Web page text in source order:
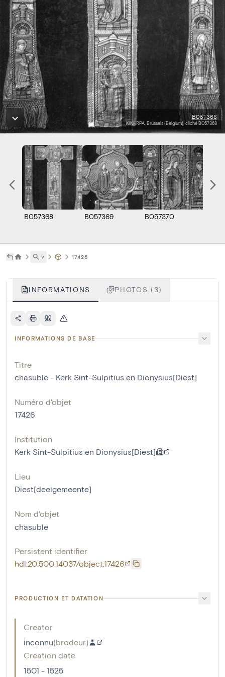
B057368
KIK-IRPA, Brussels (Belgium), cliché B057368
B057368 B057369 B057370
˅ 17426
INFORMATIONS PHOTOS (3)
INFORMATIONS DE BASE
Titre
chasuble - Kerk Sint-Sulpitius en Dionysius[Diest]
Numéro d'objet
17426
Institution
Kerk Sint-Sulpitius en Dionysius[Diest]
Lieu
Diest[deelgemeente]
Nom d'objet
chasuble
Persistent identifier
hdl:20.500.14037/object.17426
PRODUCTION ET DATATION
Creator
inconnu(brodeur)
Creation date
1501 - 1525